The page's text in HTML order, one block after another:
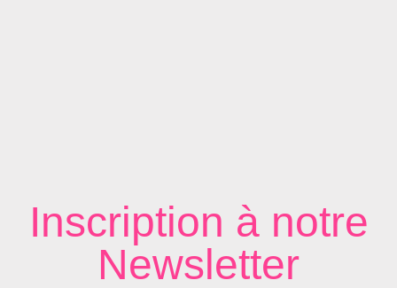
Inscription à notre
Newsletter